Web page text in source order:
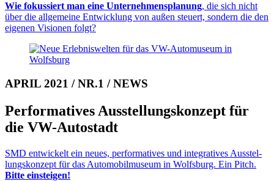
Wie fokussiert man eine Unter­neh­mens­planung, die sich nicht
über die all­ge­meine Entwicklung von außen steuert, sondern die den
eigenen Vi­sio­nen folgt?
APRIL 2021 / NR.1 / NEWS
Performatives Ausstellungs­konzept für
die VW-Auto­stadt
SMD entwickelt ein neues, performa­tives und integratives Aus­stel­
lungs­kon­zept für das Auto­mobil­museum in Wolfs­burg. Ein Pitch.
Bitte ein­stei­gen!